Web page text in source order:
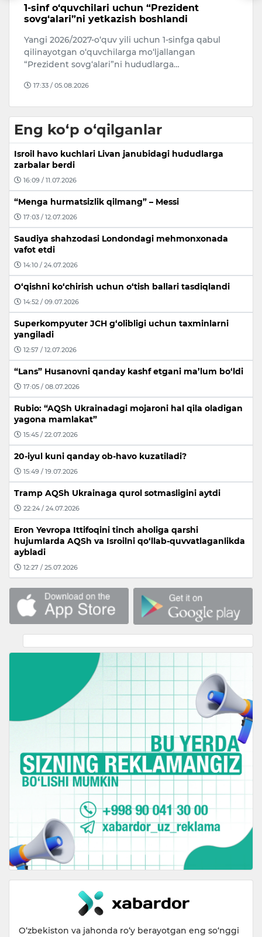
Noqonuniy qurilishga chek qo‘yildi
ko‘chasida aholini qiynab kelayotgan noqonuniy
qurilishga chek qo‘yildi.
Eng ko‘p o‘qilganlar
Isroil havo kuchlari Livan janubidagi hududlarga
zarbalar berdi
16:09 / 11.07.2026
“Menga hurmatsizlik qilmang” – Messi
17:03 / 12.07.2026
Saudiya shahzodasi Londondagi mehmonxonada
vafot etdi
14:10 / 24.07.2026
O‘qishni ko‘chirish uchun o‘tish ballari tasdiqlandi
14:52 / 09.07.2026
Superkompyuter JCH g‘olibligi uchun taxminlarni
yangiladi
12:57 / 12.07.2026
“Lans” Husanovni qanday kashf etgani ma’lum bo‘ldi
17:05 / 08.07.2026
Rubio: “AQSh Ukrainadagi mojaroni hal qila oladigan
yagona mamlakat”
15:45 / 22.07.2026
20-iyul kuni qanday ob-havo kuzatiladi?
15:49 / 19.07.2026
Tramp AQSh Ukrainaga qurol sotmasligini aytdi
22:24 / 24.07.2026
Eron Yevropa Ittifoqini tinch aholiga qarshi
hujumlarda AQSh va Isroilni qo‘llab-quvvatlaganlikda
aybladi
12:27 / 25.07.2026
O‘zbekiston va jahonda ro‘y berayotgan eng so‘nggi